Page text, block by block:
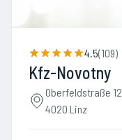
4.5(109)
Kfz-Novotny
Oberfeldstraße 12
4020 Linz